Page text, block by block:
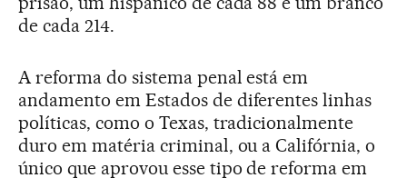
de cada 214.
A reforma do sistema penal está em
andamento em Estados de diferentes linhas
políticas, como o Texas, tradicionalmente
duro em matéria criminal, ou a Califórnia, o
único que aprovou esse tipo de reforma em